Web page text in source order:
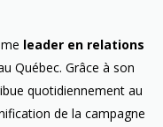
leader en relations
Québec. Grâce à son
quotidiennement au
de la campagne